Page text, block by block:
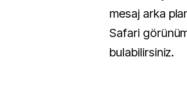
mesaj arka
Safari
bulabilirsiniz.